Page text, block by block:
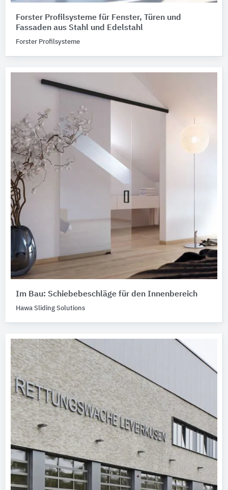
Forster Profilsysteme für Fenster, Türen und
Fassaden aus Stahl und Edelstahl
Forster Profilsysteme
Im Bau: Schiebebeschläge für den Innenbereich
Hawa Sliding Solutions